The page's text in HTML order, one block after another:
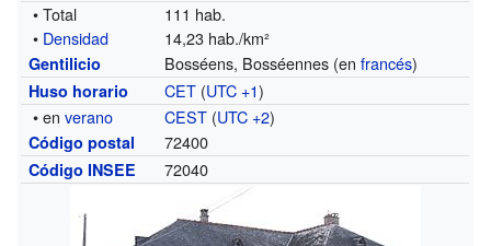
• Total
111 hab.
• Densidad 14,23 hab./km²
Gentilicio Bosséens, Bosséennes (enfrancés)
Huso horario CET (UTC +1)
• enverano CEST (UTC +2)
Código postal 72400
Código INSEE 72040